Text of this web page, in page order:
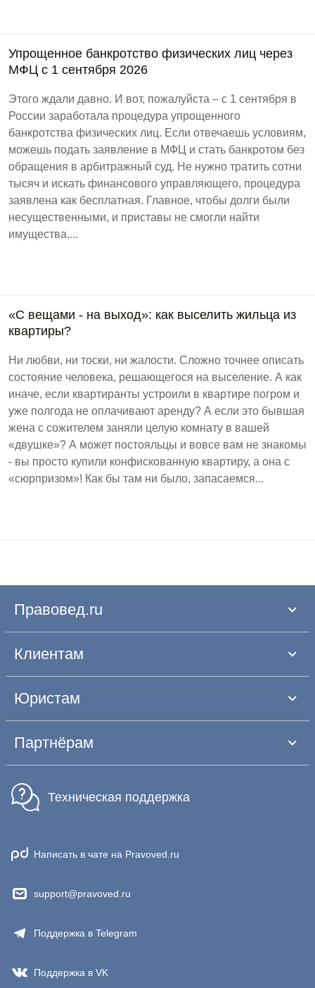
Упрощенное банкротство физических лиц через
МФЦ с 1 сентября 2026
Этого ждали давно. И вот, пожалуйста – с 1 сентября в
России заработала процедура упрощенного
банкротства физических лиц. Если отвечаешь условиям,
можешь подать заявление в МФЦ и стать банкротом без
обращения в арбитражный суд. Не нужно тратить сотни
тысяч и искать финансового управляющего, процедура
заявлена как бесплатная. Главное, чтобы долги были
несущественными, и приставы не смогли найти
имущества,...
«С вещами - на выход»: как выселить жильца из
квартиры?
Ни любви, ни тоски, ни жалости. Сложно точнее описать
состояние человека, решающегося на выселение. А как
иначе, если квартиранты устроили в квартире погром и
уже полгода не оплачивают аренду? А если это бывшая
жена с сожителем заняли целую комнату в вашей
«двушке»? А может постояльцы и вовсе вам не знакомы
- вы просто купили конфискованную квартиру, а она с
«сюрпризом»! Как бы там ни было, запасаемся...
Правовед.ru
Клиентам
Юристам
Партнёрам
Техническая поддержка
Написать в чате на Pravoved.ru
support@pravoved.ru
Поддержка в Telegram
Поддержка в VK